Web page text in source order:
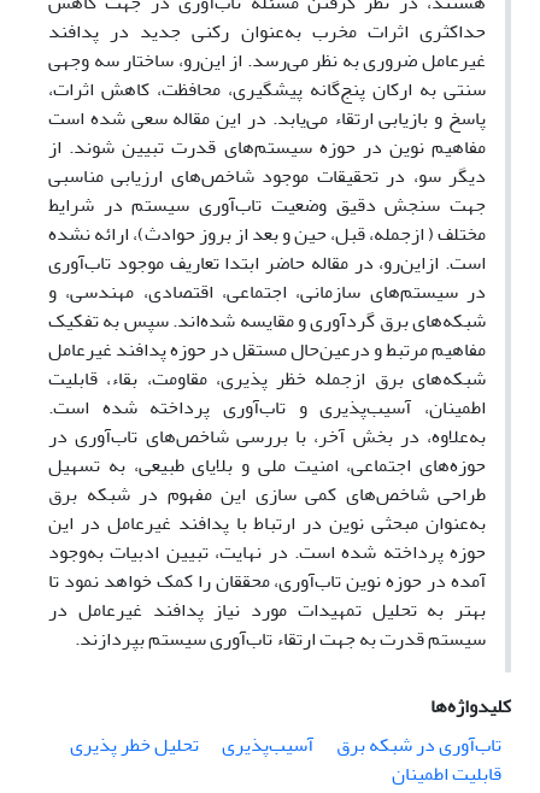
حداکثری اثرات مخرب به‌عنوان رکنی جدید در پدافند
غیرعامل ضروری به نظر می‌رسد. از این‌رو، ساختار سه وجهی
سنتی به ارکان پنج‌گانه پیشگیری، محافظت، کاهش اثرات،
پاسخ و بازیابی ارتقاء می‌یابد. در این مقاله سعی شده است
مفاهیم نوین در حوزه‌ سیستم‌های قدرت تبیین شوند. از
دیگر سو، در تحقیقات موجود شاخص‌های ارزیابی مناسبی
جهت سنجش دقیق وضعیت تاب‌آوری سیستم در شرایط
مختلف ( ازجمله، قبل، حین و بعد از بروز حوادث)، ارائه نشده
است. ازاین‌رو، در مقاله حاضر ابتدا تعاریف موجود تاب‌آوری
در سیستم‌های سازمانی، اجتماعی، اقتصادی، مهندسی، و
شبکه‌های برق گردآوری و مقایسه شده‌اند. سپس به تفکیک
مفاهیم مرتبط و درعین‌حال مستقل در حوزه پدافند غیرعامل
شبکه‌های برق ازجمله خظر پذیری، مقاومت، بقاء، قابلیت
اطمینان، آسیب‌پذیری و تاب‌آوری پرداخته شده است.
به‌علاوه، در بخش آخر، با بررسی شاخص‌های تاب‌آوری در
حوزه‌‌های اجتماعی، امنیت ملی و بلایای طبیعی، به تسهیل
طراحی شاخص‌های کمی سازی این مفهوم در شبکه برق
به‌عنوان مبحثی نوین در ارتباط با پدافند غیرعامل در این
حوزه پرداخته ‌شده است. در نهایت، تبیین ادبیات به‌وجود
آمده در حوزه نوین تاب‌آوری، محققان را کمک خواهد نمود تا
بهتر به تحلیل تمهیدات مورد نیاز پدافند غیرعامل در
سیستم قدرت به جهت ارتقاء تاب‌آوری سیستم بپردازند.
کلیدواژه‌ها
تاب‌آوری در شبکه برق
آسیب‌پذیری
تحلیل خطر پذیری
قابلیت اطمینان